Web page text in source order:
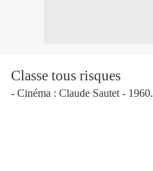
Classe tous risques
- Cinéma : Claude Sautet - 1960.